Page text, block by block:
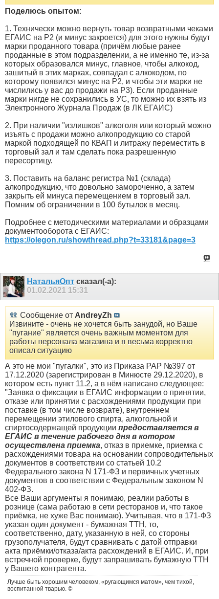
Поделюсь опытом:
1. Технически можно вернуть товар возвратными чеками
ЕГАИС на Р2 (и минус закроется) для этого нужны будут
марки проданного товара (причём любые ранее
проданные в этом подразделении, а не именно те, из-за
которых образовался минус, главное, чтобы алкокод,
зашитый в этих марках, совпадал с алкокодом, по
которому появился минус на Р2, и чтобы эти марки не
числились у вас до продажи на Р3). Если проданные
марки нигде не сохранились в УС, то можно их взять из
Электронного Журнала Продаж (в ЛК ЕГАИС)
2. При наличии "излишков" алкоголя или который можно
изъять с продажи можно алкопродукцию со старой
маркой подходящей по КВАП и литражу переместить в
торговый зал и там сделать пока разрешенную
пересортицу.
3. Поставить на баланс регистра №1 (склада)
алкопродукцию, что довольно замороченно, а затем
закрыть ей минуса перемещением в торговый зал.
Помним об ограничении в 100 бутылок в месяц.
Подробнее с методическими материалами и образцами
документооборота с ЕГАИС:
https://olegon.ru/showthread.php?t=33181&page=3
НатальяОпт сказал(-а):
01.02.2021 15:31
Сообщение от AndreyZh
Извините - очень не хочется быть занудой, но Ваше
"пугание" является очень важным моментом для
работы персонала магазина и я весьма корректно
описал ситуацию
А это не мои "пугалки", это из Приказа РАР №397 от
17.12.2020 (зарегистрирован в Минюсте 29.12.2020), в
котором есть пункт 11.2, а в нём написано следующее:
"Заявка о фиксации в ЕГАИС информации о принятии,
отказе или принятии с расхождениями продукции при
поставке (в том числе возврате), внутреннем
перемещении этилового спирта, алкогольной и
спиртосодержащей продукции предоставляется в
ЕГАИС в течение рабочего дня в котором
осуществлена приемка, отказ в приемке, приемка с
расхождениями товара на основании сопроводительных
документов в соответствии со статьей 10.2
Федерального закона N 171-ФЗ и первичных учетных
документов в соответствии с Федеральным законом N
402-ФЗ.
Все Ваши аргументы я понимаю, реалии работы в
рознице (сама работаю в сети ресторанов и, что такое
приёмка, не хуже Вас понимаю). Учитывая, что в 171-ФЗ
указан один документ - бумажная ТТН, то,
соответственно, дату, указанную в ней, со стороны
грузополучателя, будут сравнивать с датой отправки
акта приёмки/отказа/акта расхождений в ЕГАИС. И, при
встречной проверке, будут запрашивать бумажную ТТН
у Вашего контрагента.
Лучше быть хорошим человеком, «ругающимся матом», чем тихой,
воспитанной тварью. ©